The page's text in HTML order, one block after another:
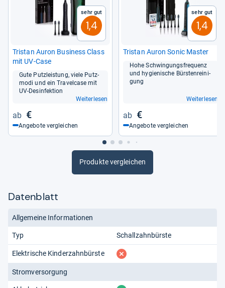
Sehr gut
1,4
Tris­tan Auron Busi­ness Class
mit UV-​Case
Gute Putz­leis­tung, viele Putz­
modi und ein Tra­vel­case mit
UV-​Des­in­fek­tion
Weiterlesen
€
Angebote vergleichen
Sehr gut
1,4
Tris­tan Auron Sonic Mas­ter
Hohe Schwin­gungs­fre­quenz
und hygie­ni­sche Bürs­ten­rei­ni­
gung
Weiterlesen
€
Angebote vergleichen
Produkte vergleichen
Datenblatt
Allgemeine Informationen
Typ Schallzahnbürste
Elektrische Kinderzahnbürste fehlt
Stromversorgung